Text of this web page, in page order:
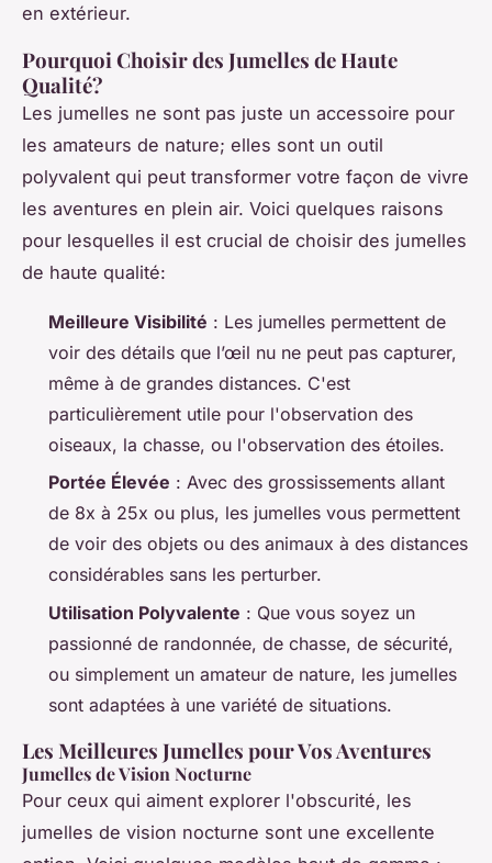
en extérieur.
Pourquoi Choisir des Jumelles de Haute
Qualité?
Les jumelles ne sont pas juste un accessoire pour
les amateurs de nature; elles sont un outil
polyvalent qui peut transformer votre façon de vivre
les aventures en plein air. Voici quelques raisons
pour lesquelles il est crucial de choisir des jumelles
de haute qualité:
Meilleure Visibilité : Les jumelles permettent de
voir des détails que l’œil nu ne peut pas capturer,
même à de grandes distances. C'est
particulièrement utile pour l'observation des
oiseaux, la chasse, ou l'observation des étoiles.
Portée Élevée : Avec des grossissements allant
de 8x à 25x ou plus, les jumelles vous permettent
de voir des objets ou des animaux à des distances
considérables sans les perturber.
Utilisation Polyvalente : Que vous soyez un
passionné de randonnée, de chasse, de sécurité,
ou simplement un amateur de nature, les jumelles
sont adaptées à une variété de situations.
Les Meilleures Jumelles pour Vos Aventures
Jumelles de Vision Nocturne
Pour ceux qui aiment explorer l'obscurité, les
jumelles de vision nocturne sont une excellente